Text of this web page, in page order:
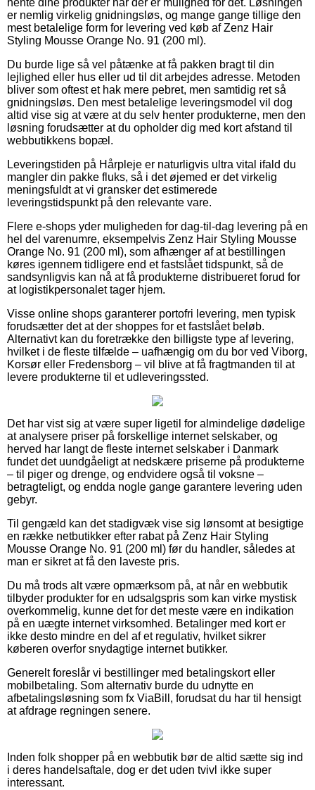
er nemlig virkelig gnidningsløs, og mange gange tillige den
mest betalelige form for levering ved køb af Zenz Hair
Styling Mousse Orange No. 91 (200 ml).
Du burde lige så vel påtænke at få pakken bragt til din
lejlighed eller hus eller ud til dit arbejdes adresse. Metoden
bliver som oftest et hak mere pebret, men samtidig ret så
gnidningsløs. Den mest betalelige leveringsmodel vil dog
altid vise sig at være at du selv henter produkterne, men den
løsning forudsætter at du opholder dig med kort afstand til
webbutikkens bopæl.
Leveringstiden på Hårpleje er naturligvis ultra vital ifald du
mangler din pakke fluks, så i det øjemed er det virkelig
meningsfuldt at vi gransker det estimerede
leveringstidspunkt på den relevante vare.
Flere e-shops yder muligheden for dag-til-dag levering på en
hel del varenumre, eksempelvis Zenz Hair Styling Mousse
Orange No. 91 (200 ml), som afhænger af at bestillingen
køres igennem tidligere end et fastslået tidspunkt, så de
sandsynligvis kan nå at få produkterne distribueret forud for
at logistikpersonalet tager hjem.
Visse online shops garanterer portofri levering, men typisk
forudsætter det at der shoppes for et fastslået beløb.
Alternativt kan du foretrække den billigste type af levering,
hvilket i de fleste tilfælde – uafhængig om du bor ved Viborg,
Korsør eller Fredensborg – vil blive at få fragtmanden til at
levere produkterne til et udleveringssted.
Det har vist sig at være super ligetil for almindelige dødelige
at analysere priser på forskellige internet selskaber, og
herved har langt de fleste internet selskaber i Danmark
fundet det uundgåeligt at nedskære priserne på produkterne
– til piger og drenge, og endvidere også til voksne –
betragteligt, og endda nogle gange garantere levering uden
gebyr.
Til gengæld kan det stadigvæk vise sig lønsomt at besigtige
en række netbutikker efter rabat på Zenz Hair Styling
Mousse Orange No. 91 (200 ml) før du handler, således at
man er sikret at få den laveste pris.
Du må trods alt være opmærksom på, at når en webbutik
tilbyder produkter for en udsalgspris som kan virke mystisk
overkommelig, kunne det for det meste være en indikation
på en uægte internet virksomhed. Betalinger med kort er
ikke desto mindre en del af et regulativ, hvilket sikrer
køberen overfor snydagtige internet butikker.
Generelt foreslår vi bestillinger med betalingskort eller
mobilbetaling. Som alternativ burde du udnytte en
afbetalingsløsning som fx ViaBill, forudsat du har til hensigt
at afdrage regningen senere.
Inden folk shopper på en webbutik bør de altid sætte sig ind
i deres handelsaftale, dog er det uden tvivl ikke super
interessant.